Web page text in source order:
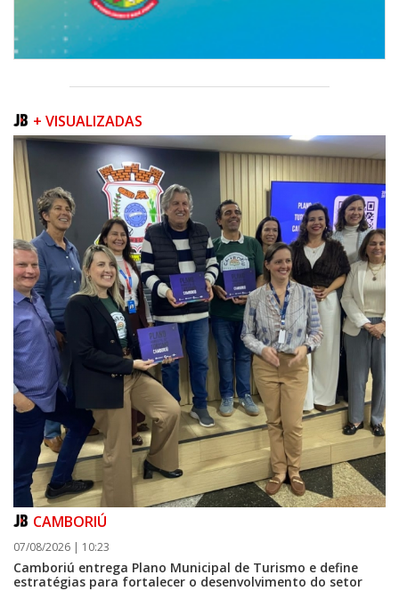
09/08/2026 | 07:00
Prefeitura apresenta projeto da Praça do Pescador à comunidade na
próxima quinta-feira (13/08)
BALNEÁRIO PIÇARRAS
+ VISUALIZADAS
CAMBORIÚ
07/08/2026 | 10:23
Camboriú entrega Plano Municipal de Turismo e define
estratégias para fortalecer o desenvolvimento do setor